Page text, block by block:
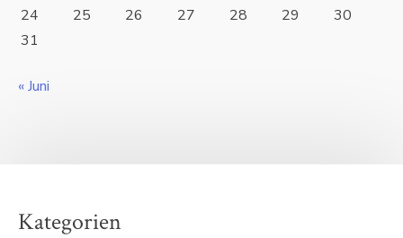
24
25 26 27 28 29
30
31
« Juni
Kategorien